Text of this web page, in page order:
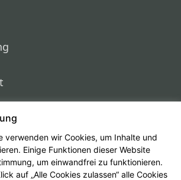
verwenden wir Cookies, um Inhalte und
Einige Funktionen dieser Website
um einwandfrei zu funktionieren.
auf „Alle Cookies zulassen“ alle Cookies